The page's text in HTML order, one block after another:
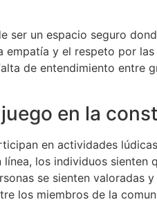
ser un espacio seguro
empatía y el respeto por
de entendimiento entre
en la
en actividades
los individuos
se sienten valoradas
los miembros de la